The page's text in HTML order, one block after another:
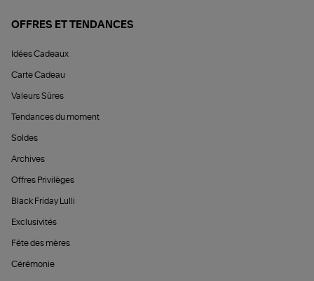
OFFRES ET TENDANCES
Idées Cadeaux
Carte Cadeau
Valeurs Sûres
Tendances du moment
Soldes
Archives
Offres Privilèges
Black Friday Lulli
Exclusivités
Fête des mères
Cérémonie